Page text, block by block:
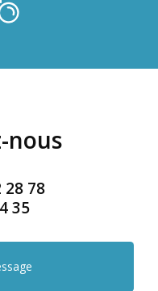
nous
28 78
35